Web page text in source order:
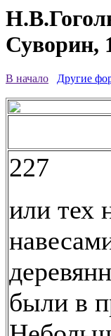
Суворин,
В начало Другие
227
или тех
были в